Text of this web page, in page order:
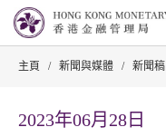
主頁 / 新聞與媒體 / 新聞稿
2023年06月28日